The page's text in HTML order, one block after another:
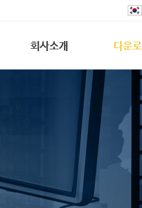
회사소개 다운